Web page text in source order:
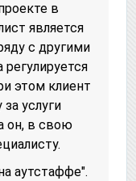
в
является
с другими
этом клиент
услуги
он, в свою
аутстаффе".